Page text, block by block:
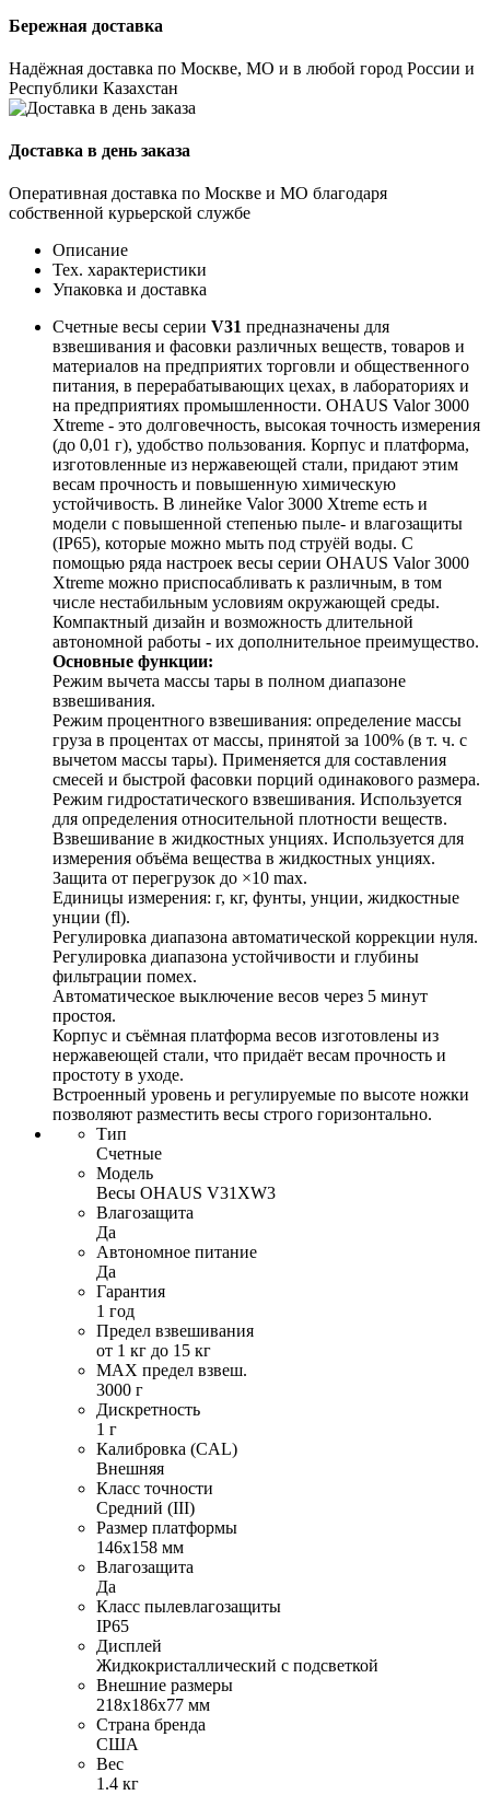
Бережная доставка
Надёжная доставка по Москве, МО и в любой город России и
Республики Казахстан
Доставка в день заказа
Оперативная доставка по Москве и МО благодаря
собственной курьерской службе
Описание
Тех. характеристики
Упаковка и доставка
Счетные весы серии V31 предназначены для
взвешивания и фасовки различных веществ, товаров и
материалов на предприятих торговли и общественного
питания, в перерабатывающих цехах, в лабораториях и
на предприятиях промышленности. OHAUS Valor 3000
Xtreme - это долговечность, высокая точность измерения
(до 0,01 г), удобство пользования. Корпус и платформа,
изготовленные из нержавеющей стали, придают этим
весам прочность и повышенную химическую
устойчивость. В линейке Valor 3000 Xtreme есть и
модели с повышенной степенью пыле- и влагозащиты
(IP65), которые можно мыть под струёй воды. С
помощью ряда настроек весы серии OHAUS Valor 3000
Xtreme можно приспосабливать к различным, в том
числе нестабильным условиям окружающей среды.
Компактный дизайн и возможность длительной
автономной работы - их дополнительное преимущество.
Основные функции:
Режим вычета массы тары в полном диапазоне
взвешивания.
Режим процентного взвешивания: определение массы
груза в процентах от массы, принятой за 100% (в т. ч. с
вычетом массы тары). Применяется для составления
смесей и быстрой фасовки порций одинакового размера.
Режим гидростатического взвешивания. Используется
для определения относительной плотности веществ.
Взвешивание в жидкостных унциях. Используется для
измерения объёма вещества в жидкостных унциях.
Защита от перегрузок до ×10 max.
Единицы измерения: г, кг, фунты, унции, жидкостные
унции (fl).
Регулировка диапазона автоматической коррекции нуля.
Регулировка диапазона устойчивости и глубины
фильтрации помех.
Автоматическое выключение весов через 5 минут
простоя.
Корпус и съёмная платформа весов изготовлены из
нержавеющей стали, что придаёт весам прочность и
простоту в уходе.
Встроенный уровень и регулируемые по высоте ножки
позволяют разместить весы строго горизонтально.
Тип
Счетные
Модель
Весы OHAUS V31XW3
Влагозащита
Да
Автономное питание
Да
Гарантия
1 год
Предел взвешивания
от 1 кг до 15 кг
MAX предел взвеш.
3000 г
Дискретность
1 г
Калибровка (CAL)
Внешняя
Класс точности
Средний (III)
Размер платформы
146х158 мм
Влагозащита
Да
Класс пылевлагозащиты
IP65
Дисплей
Жидкокристаллический с подсветкой
Внешние размеры
218х186х77 мм
Страна бренда
США
Вес
1.4 кг